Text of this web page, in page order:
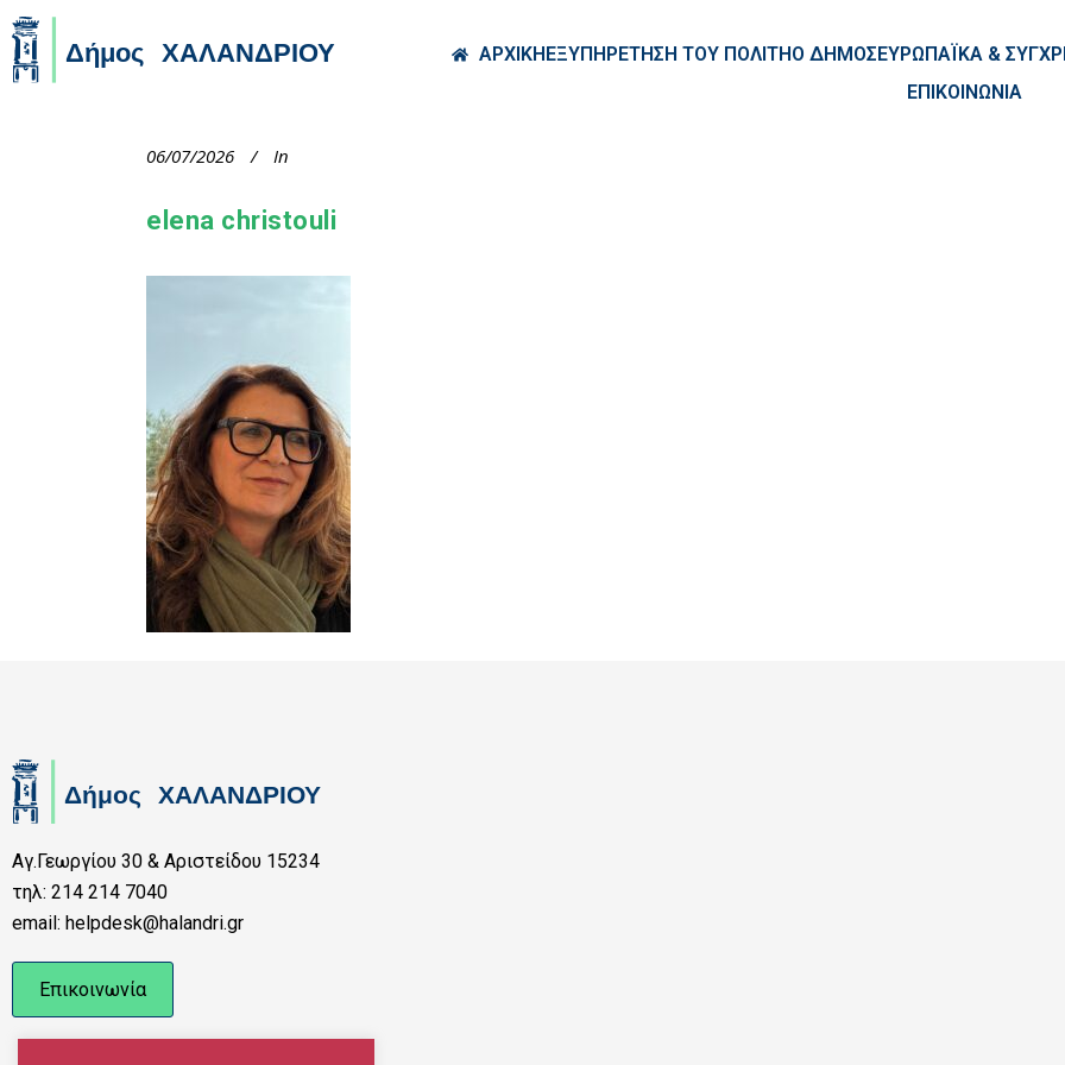
ΑΡΧΙΚΗΕΞΥΠΗΡΕΤΗΣΗ ΤΟΥ ΠΟΛΙΤΗΟ ΔΗΜΟΣΕΥΡΩΠΑΪΚΑ &
ΕΠΙΚΟΙΝΩΝΙΑ
06/07/2026 In
elena christouli
Αγ.Γεωργίου 30 & Αριστείδου 15234
τηλ: 214 214 7040
email: helpdesk@halandri.gr
Επικοινωνία